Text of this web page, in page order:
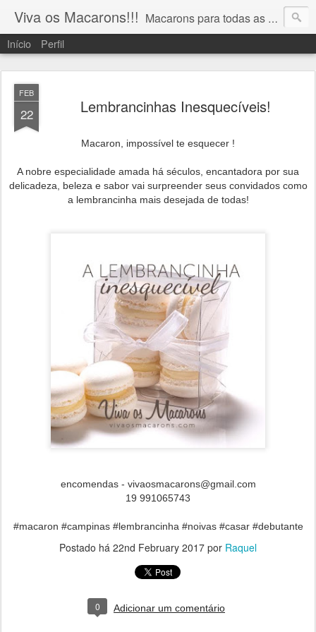
Viva os Macarons!!! Macarons para todas as ocasiões!!! 19 9 91065743 vivaosmacarons@gmail.com
Início Perfil
FEB
22 Lembrancinhas Inesquecíveis!
Macaron, impossível te esquecer !
A nobre especialidade amada há séculos, encantadora por sua
delicadeza, beleza e sabor vai surpreender seus convidados como
a lembrancinha mais desejada de todas!
encomendas - vivaosmacarons@gmail.com
19 991065743
#macaron #campinas #lembrancinha #noivas #casar #debutante
Postado há 22nd February 2017 por Raquel
0 Adicionar um comentário